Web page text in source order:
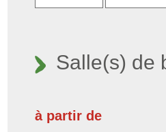
Salle(s) de
à partir de